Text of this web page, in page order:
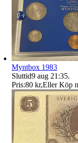
Myntbox 1983
Sluttid9 aug 21:35.
Pris:80 kr,Eller Köp